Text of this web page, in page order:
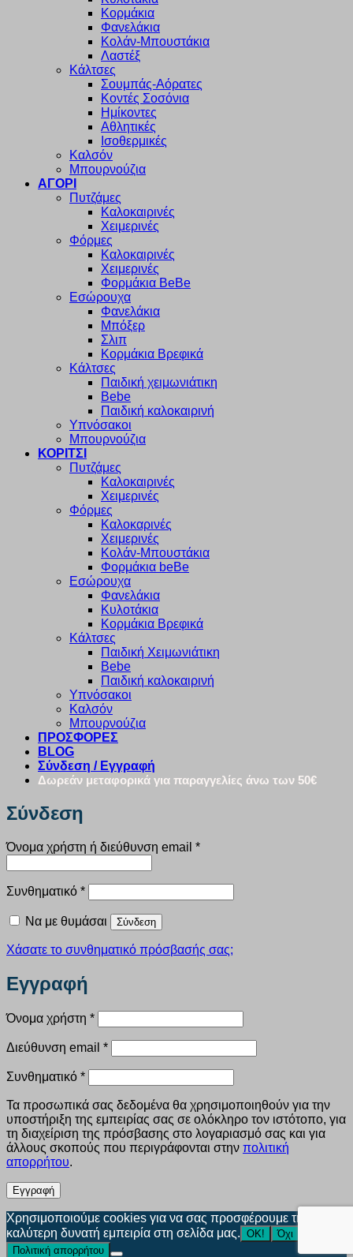
Κορμάκια
Φανελάκια
Κολάν-Μπουστάκια
Λαστέξ
Κάλτσες
Σουμπάς-Αόρατες
Κοντές Σοσόνια
Ημίκοντες
Αθλητικές
Ισοθερμικές
Καλσόν
Μπουρνούζια
ΑΓΟΡΙ
Πυτζάμες
Καλοκαιρινές
Χειμερινές
Φόρμες
Καλοκαιρινές
Χειμερινές
Φορμάκια BeBe
Εσώρουχα
Φανελάκια
Μπόξερ
Σλιπ
Κορμάκια Βρεφικά
Κάλτσες
Παιδική χειμωνιάτικη
Bebe
Παιδική καλοκαιρινή
Υπνόσακοι
Μπουρνούζια
ΚΟΡΙΤΣΙ
Πυτζάμες
Καλοκαιρινές
Χειμερινές
Φόρμες
Καλοκαρινές
Χειμερινές
Κολάν-Μπουστάκια
Φορμάκια beBe
Εσώρουχα
Φανελάκια
Κυλοτάκια
Κορμάκια Βρεφικά
Κάλτσες
Παιδική Χειμωνιάτικη
Bebe
Παιδική καλοκαιρινή
Υπνόσακοι
Καλσόν
Μπουρνούζια
ΠΡΟΣΦΟΡΕΣ
BLOG
Σύνδεση / Εγγραφή
Δωρεάν μεταφορικά για παραγγελίες άνω των 50€
Σύνδεση
Όνομα χρήστη ή διεύθυνση email *Απαιτείται
Συνθηματικό *Απαιτείται
Να με θυμάσαι Σύνδεση
Χάσατε το συνθηματικό πρόσβασής σας;
Εγγραφή
Όνομα χρήστη *Απαιτείται
Διεύθυνση email *Απαιτείται
Συνθηματικό *Απαιτείται
Τα προσωπικά σας δεδομένα θα χρησιμοποιηθούν για την
υποστήριξη της εμπειρίας σας σε ολόκληρο τον ιστότοπο, για
τη διαχείριση της πρόσβασης στο λογαριασμό σας και για
άλλους σκοπούς που περιγράφονται στην πολιτική
απορρήτου.
Εγγραφή
Χρησιμοποιούμε cookies για να σας προσφέρουμε την
καλύτερη δυνατή εμπειρία στη σελίδα μας. ΟΚ!
Όχι
Πολιτική απορρήτου